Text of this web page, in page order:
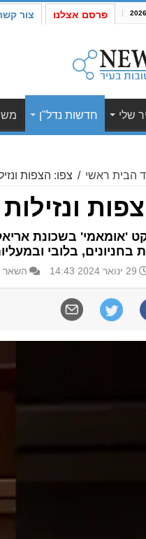
פרסם אצלנו צור
שלי חדשות נדל"ן
הבית ראשי / צפו: הצפות
'אומאמי' בשכונת
בחניונים, בלובי
29 ינואר 2024 14:43 השאר